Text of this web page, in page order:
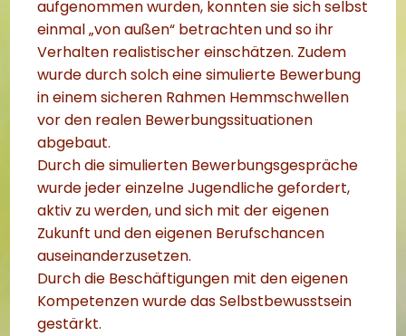
aufgenommen wurden, konnten sie sich selbst
einmal „von außen“ betrachten und so ihr
Verhalten realistischer einschätzen. Zudem
wurde durch solch eine simulierte Bewerbung
in einem sicheren Rahmen Hemmschwellen
vor den realen Bewerbungssituationen
abgebaut.
Durch die simulierten Bewerbungsgespräche
wurde jeder einzelne Jugendliche gefordert,
aktiv zu werden, und sich mit der eigenen
Zukunft und den eigenen Berufschancen
auseinanderzusetzen.
Durch die Beschäftigungen mit den eigenen
Kompetenzen wurde das Selbstbewusstsein
gestärkt.